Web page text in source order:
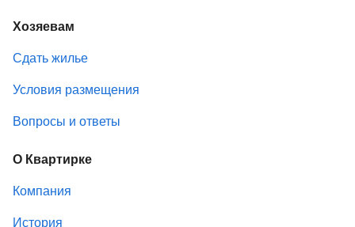
Хозяевам
Сдать жилье
Условия размещения
Вопросы и ответы
О Квартирке
Компания
История